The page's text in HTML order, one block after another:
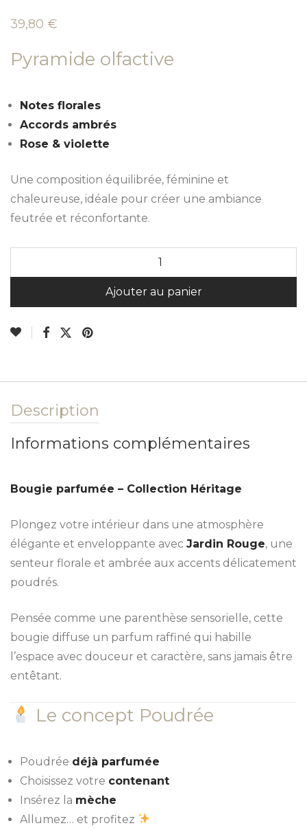
39,80 €
Pyramide olfactive
Notes florales
Accords ambrés
Rose & violette
Une composition équilibrée, féminine et
chaleureuse, idéale pour créer une ambiance
feutrée et réconfortante.
Ajouter au panier
Description
Informations complémentaires
Bougie parfumée – Collection Héritage
Plongez votre intérieur dans une atmosphère
élégante et enveloppante avec Jardin Rouge, une
senteur florale et ambrée aux accents délicatement
poudrés.
Pensée comme une parenthèse sensorielle, cette
bougie diffuse un parfum raffiné qui habille
l’espace avec douceur et caractère, sans jamais être
entêtant.
Le concept Poudrée
Poudrée déjà parfumée
Choisissez votre contenant
Insérez la mèche
Allumez… et profitez